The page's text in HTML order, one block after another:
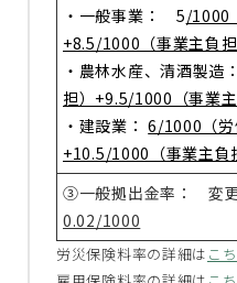
・一般事業： 5/1000
+8.5/1000（事業主負
・農林水産、清酒製造：
担）+9.5/1000（事業
・建設業：6/1000（労
+10.5/1000（事業主
③一般拠出金率： 変
0.02/1000
労災保険料率の詳細は こ